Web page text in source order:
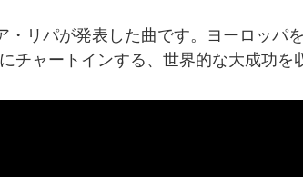
リパが発表した曲です。ヨーロッパ
チャートインする、世界的な大成功を